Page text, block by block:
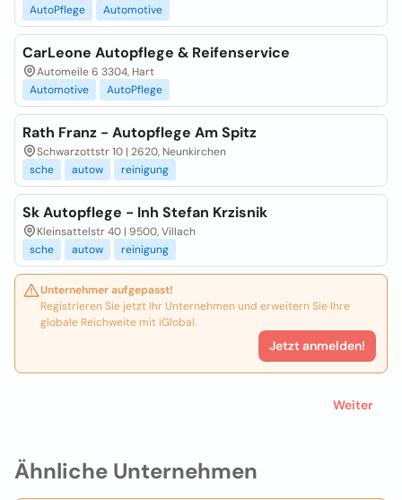
Ähnliche Unternehmen
AutoPflege
Automotive
CarLeone Autopflege & Reifenservice
Automeile 6 3304, Hart
Automotive
AutoPflege
Rath Franz - Autopflege Am Spitz
Schwarzottstr 10 | 2620, Neunkirchen
sche
autow reinigung
Sk Autopflege - Inh Stefan Krzisnik
Kleinsattelstr 40 | 9500, Villach
sche
autow reinigung
Unternehmer aufgepasst!
Registrieren Sie jetzt Ihr Unternehmen und erweitern Sie Ihre
globale Reichweite mit iGlobal.
Jetzt anmelden!
Weiter